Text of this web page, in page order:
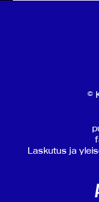
©
Laskutus ja